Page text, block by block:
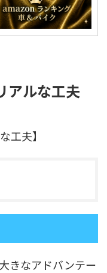
アルな工夫
工夫】
きなアドバンテー